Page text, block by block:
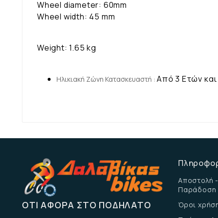
Wheel diameter: 60mm
Wheel width: 45 mm
Weight: 1.65 kg
Ηλικιακή Ζώνη Κατασκευαστή : Από 3 Ετών
ΌΤΙ ΑΦΟΡΆ ΣΤΟ ΠΟΔΉΛΑΤΟ
Αποστολή
Παράδοση
Όροι